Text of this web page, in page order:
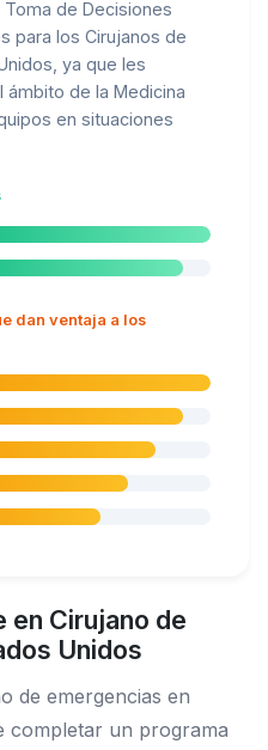
de Decisiones
para los Cirujanos de
ya que les
de la Medicina
en situaciones
dan ventaja a los
Cirujano de
Unidos
de emergencias en
completar un programa